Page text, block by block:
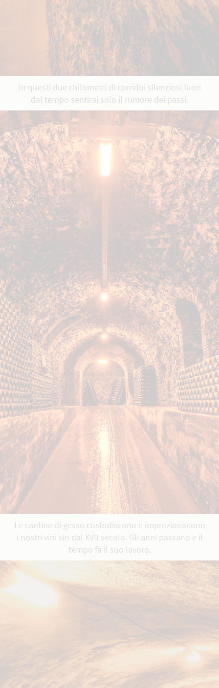
In questi due chilometri di corridoi silenziosi fuori
dal tempo sentirai solo il rumore dei passi.
Le cantine di gesso custodiscono e impreziosiscono
i nostri vini sin dal XVII secolo. Gli anni passano e il
tempo fa il suo lavoro.